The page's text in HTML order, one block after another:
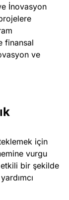
İnovasyon
finansal
ve
için
vurgu
bir şekilde